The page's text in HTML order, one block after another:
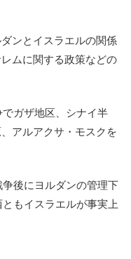
ンとイスラエルの関係
ムに関する政策などの
ガザ地区、シナイ半
アルアクサ・モスクを
後にヨルダンの管理下
もイスラエルが事実上